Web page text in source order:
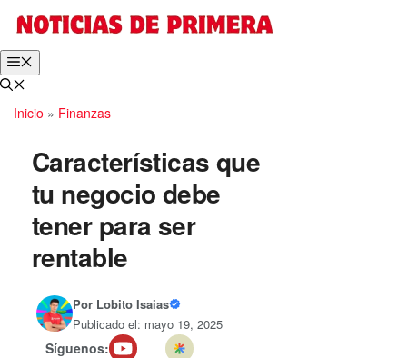
contenido
Inicio » Finanzas
Características que
tu negocio debe
tener para ser
rentable
Por Lobito Isaias
Publicado el: mayo 19, 2025
Síguenos: